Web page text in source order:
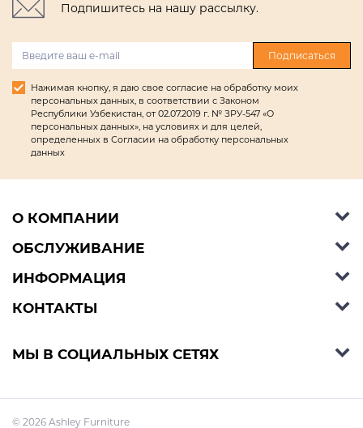
Подпишитесь на нашу рассылку.
Подписаться
Нажимая кнопку, я даю свое согласие на обработку моих
персональных данных, в соответствии с Законом
Республики Узбекистан, от 02.07.2019 г. № ЗРУ-547 «О
персональных данных», на условиях и для целей,
определенных в Согласии на обработку персональных
данных
О КОМПАНИИ
Об Ashley Furniture HomeStore
Контакты
ОБСЛУЖИВАНИЕ
Справочный центр
Способы оплаты
Оплата в рассрочку
ИНФОРМАЦИЯ
Блог
Политика конфиденциальности
КОНТАКТЫ
Телефон: +998 77 494 09 99
МЫ В СОЦИАЛЬНЫХ СЕТЯХ
© 2026 Ashley Furniture